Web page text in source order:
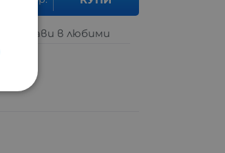
Добави в любими